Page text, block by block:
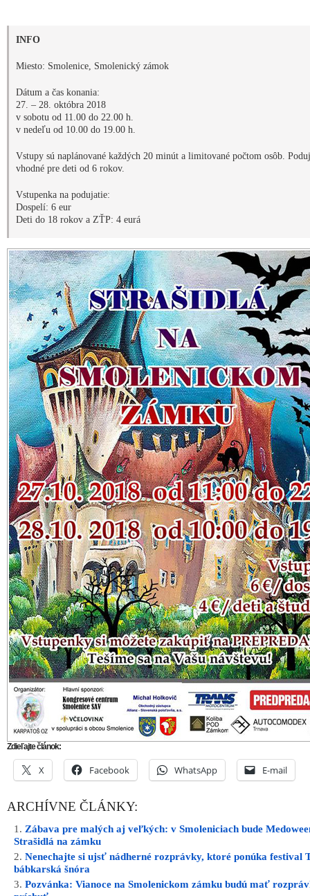
INFO
Miesto: Smolenice, Smolenický zámok
Dátum a čas konania:
27. – 28. októbra 2018
v sobotu od 11.00 do 22.00 h.
v nedeľu od 10.00 do 19.00 h.
Vstupy sú naplánované každých 20 minút a limitované počtom osôb.
vhodné pre deti od 6 rokov.
Vstupenka na podujatie:
Dospelí: 6 eur
Deti do 18 rokov a ZŤP: 4 eurá
Zdieľajte článok:
X Facebook WhatsApp E-mail
ARCHÍVNE ČLÁNKY:
Zábava pre malých aj veľkých: v Smoleniciach bude
Strašidlá na zámku
Nenechajte si ujsť nádherné rozprávky, ktoré ponúka festival
bábkarská šnóra
Pozvánka: Vianoce na Smolenickom zámku budú mať